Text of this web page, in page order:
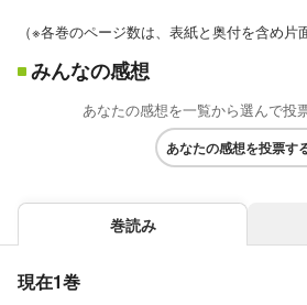
（※各巻のページ数は、表紙と奥付を含め片
みんなの感想
あなたの感想を一覧から選んで投
あなたの感想を投票す
巻読み
現在1巻